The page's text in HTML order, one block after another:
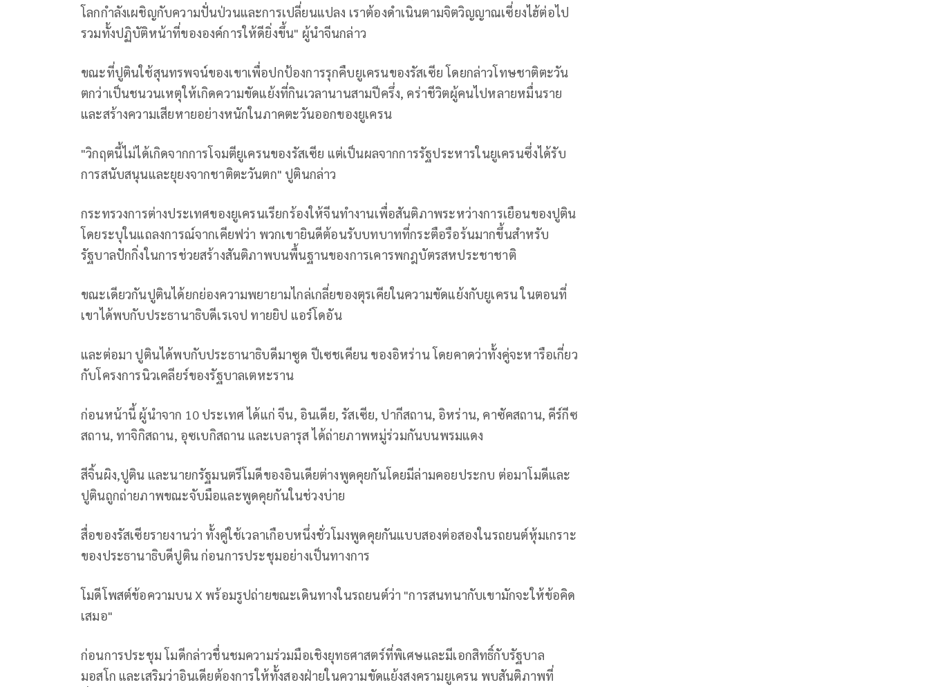
โลกกำลังเผชิญกับความปั่นป่วนและการเปลี่ยนแปลง เราต้องดำเนินตามจิตวิญญาณเซี่ยงไฮ้ต่อไป
รวมทั้งปฏิบัติหน้าที่ขององค์การให้ดียิ่งขึ้น" ผู้นำจีนกล่าว
ขณะที่ปูตินใช้สุนทรพจน์ของเขาเพื่อปกป้องการรุกคืบยูเครนของรัสเซีย โดยกล่าวโทษชาติตะวัน
ตกว่าเป็นชนวนเหตุให้เกิดความขัดแย้งที่กินเวลานานสามปีครึ่ง, คร่าชีวิตผู้คนไปหลายหมื่นราย
และสร้างความเสียหายอย่างหนักในภาคตะวันออกของยูเครน
"วิกฤตนี้ไม่ได้เกิดจากการโจมตียูเครนของรัสเซีย แต่เป็นผลจากการรัฐประหารในยูเครนซึ่งได้รับ
การสนับสนุนและยุยงจากชาติตะวันตก" ปูตินกล่าว
กระทรวงการต่างประเทศของยูเครนเรียกร้องให้จีนทำงานเพื่อสันติภาพระหว่างการเยือนของปูติน
โดยระบุในแถลงการณ์จากเคียฟว่า พวกเขายินดีต้อนรับบทบาทที่กระตือรือร้นมากขึ้นสำหรับ
รัฐบาลปักกิ่งในการช่วยสร้างสันติภาพบนพื้นฐานของการเคารพกฎบัตรสหประชาชาติ
ขณะเดียวกันปูตินได้ยกย่องความพยายามไกล่เกลี่ยของตุรเคียในความขัดแย้งกับยูเครน ในตอนที่
เขาได้พบกับประธานาธิบดีเรเจป ทายยิป แอร์โดอัน
และต่อมา ปูตินได้พบกับประธานาธิบดีมาซูด ปีเซชเคียน ของอิหร่าน โดยคาดว่าทั้งคู่จะหารือเกี่ยว
กับโครงการนิวเคลียร์ของรัฐบาลเตหะราน
ก่อนหน้านี้ ผู้นำจาก 10 ประเทศ ได้แก่ จีน, อินเดีย, รัสเซีย, ปากีสถาน, อิหร่าน, คาซัคสถาน, คีร์กีซ
สถาน, ทาจิกิสถาน, อุซเบกิสถาน และเบลารุส ได้ถ่ายภาพหมู่ร่วมกันบนพรมแดง
สีจิ้นผิง,ปูติน และนายกรัฐมนตรีโมดีของอินเดียต่างพูดคุยกันโดยมีล่ามคอยประกบ ต่อมาโมดีและ
ปูตินถูกถ่ายภาพขณะจับมือและพูดคุยกันในช่วงบ่าย
สื่อของรัสเซียรายงานว่า ทั้งคู่ใช้เวลาเกือบหนึ่งชั่วโมงพูดคุยกันแบบสองต่อสองในรถยนต์หุ้มเกราะ
ของประธานาธิบดีปูติน ก่อนการประชุมอย่างเป็นทางการ
โมดีโพสต์ข้อความบน X พร้อมรูปถ่ายขณะเดินทางในรถยนต์ว่า "การสนทนากับเขามักจะให้ข้อคิด
เสมอ"
ก่อนการประชุม โมดีกล่าวชื่นชมความร่วมมือเชิงยุทธศาสตร์ที่พิเศษและมีเอกสิทธิ์กับรัฐบาล
มอสโก และเสริมว่าอินเดียต้องการให้ทั้งสองฝ่ายในความขัดแย้งสงครามยูเครน พบสันติภาพที่